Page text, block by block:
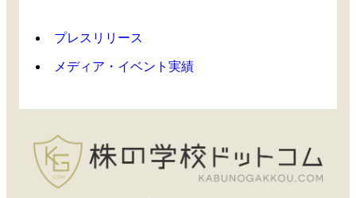
プレスリリース
メディア・イベント実績